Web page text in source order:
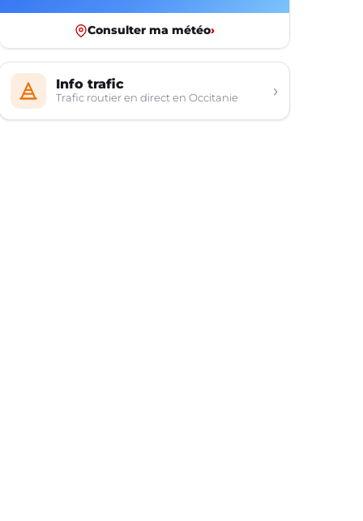
Consulter ma météo›
Info trafic
Trafic routier en direct en Occitanie ›